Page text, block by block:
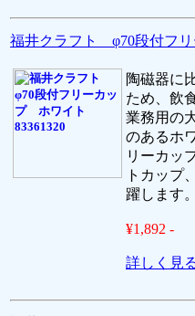
福井クラフト φ70段付フ
陶磁器に
ため、飲
業務用の
のあるホ
リーカッ
トカップ
躍します。
¥1,892 -
詳しく見